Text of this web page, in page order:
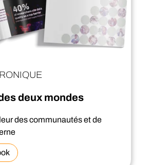
deux mondes
des communautés et de